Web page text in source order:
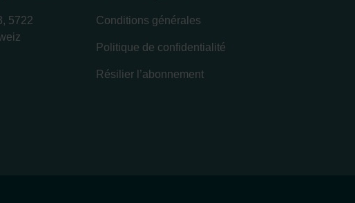
5722
Conditions générales
Politique de confidentialité
Résilier l’abonnement